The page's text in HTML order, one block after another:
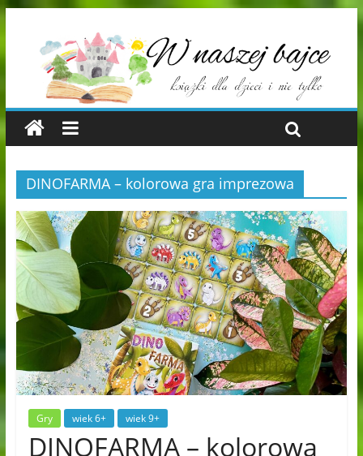
DINOFARMA – kolorowa gra imprezowa
Gry wiek 6+ wiek 9+
DINOFARMA – kolorowa